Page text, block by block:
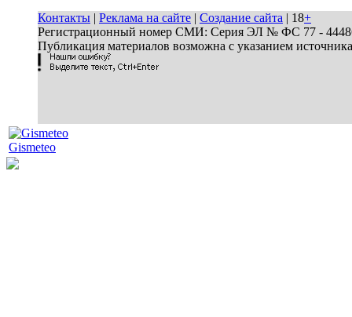
Контакты | Реклама на сайте | Создание сайта | 18+
Регистрационный номер СМИ: Серия ЭЛ № ФС 77 - 44486
Публикация материалов возможна с указанием
Gismeteo